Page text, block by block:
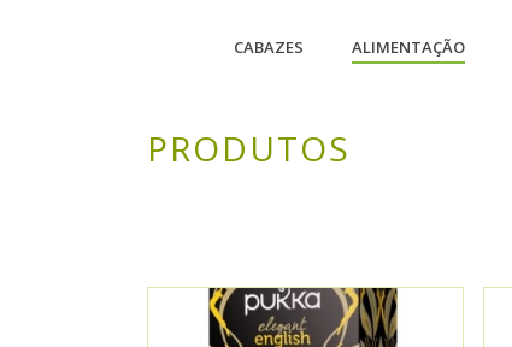
CABAZES ALIMENTAÇÃO
PRODUTOS